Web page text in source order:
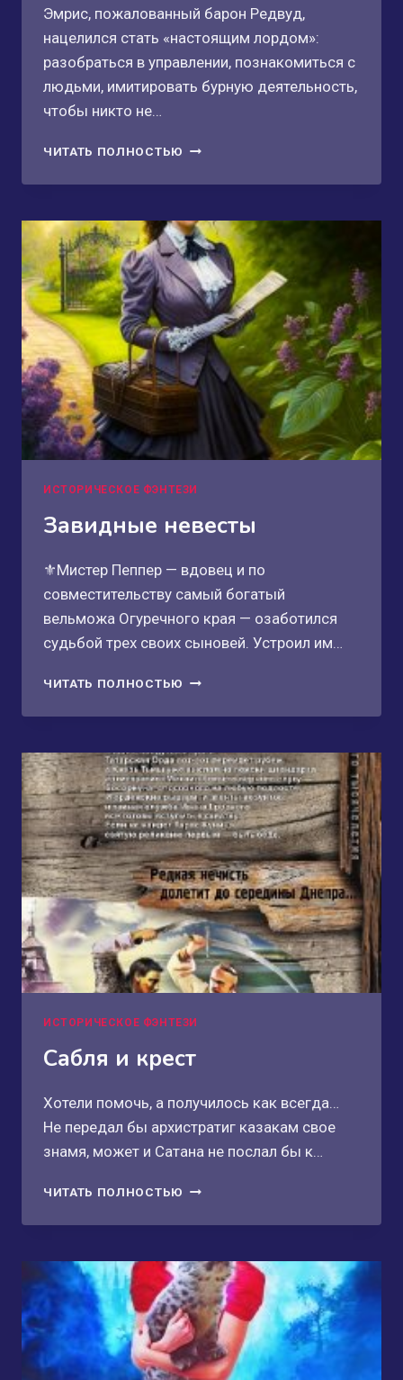
Эмрис, пожалованный барон Редвуд,
нацелился стать «настоящим лордом»:
разобраться в управлении, познакомиться с
людьми, имитировать бурную деятельность,
чтобы никто не…
ЧИТАТЬ ПОЛНОСТЬЮ КОГДА
ОХОТИТСЯ
ИСТОРИЧЕСКОЕ ФЭНТЕЗИ
Завидные невесты
⚜️Мистер Пеппер — вдовец и по
совместительству самый богатый
вельможа Огуречного края — озаботился
судьбой трех своих сыновей. Устроил им…
ЧИТАТЬ ПОЛНОСТЬЮ ЗАВИДНЫЕ
ИСТОРИЧЕСКОЕ ФЭНТЕЗИ
Сабля и крест
Хотели помочь, а получилось как всегда…
Не передал бы архистратиг казакам свое
знамя, может и Сатана не послал бы к…
ЧИТАТЬ ПОЛНОСТЬЮ САБЛЯ
КРЕСТ